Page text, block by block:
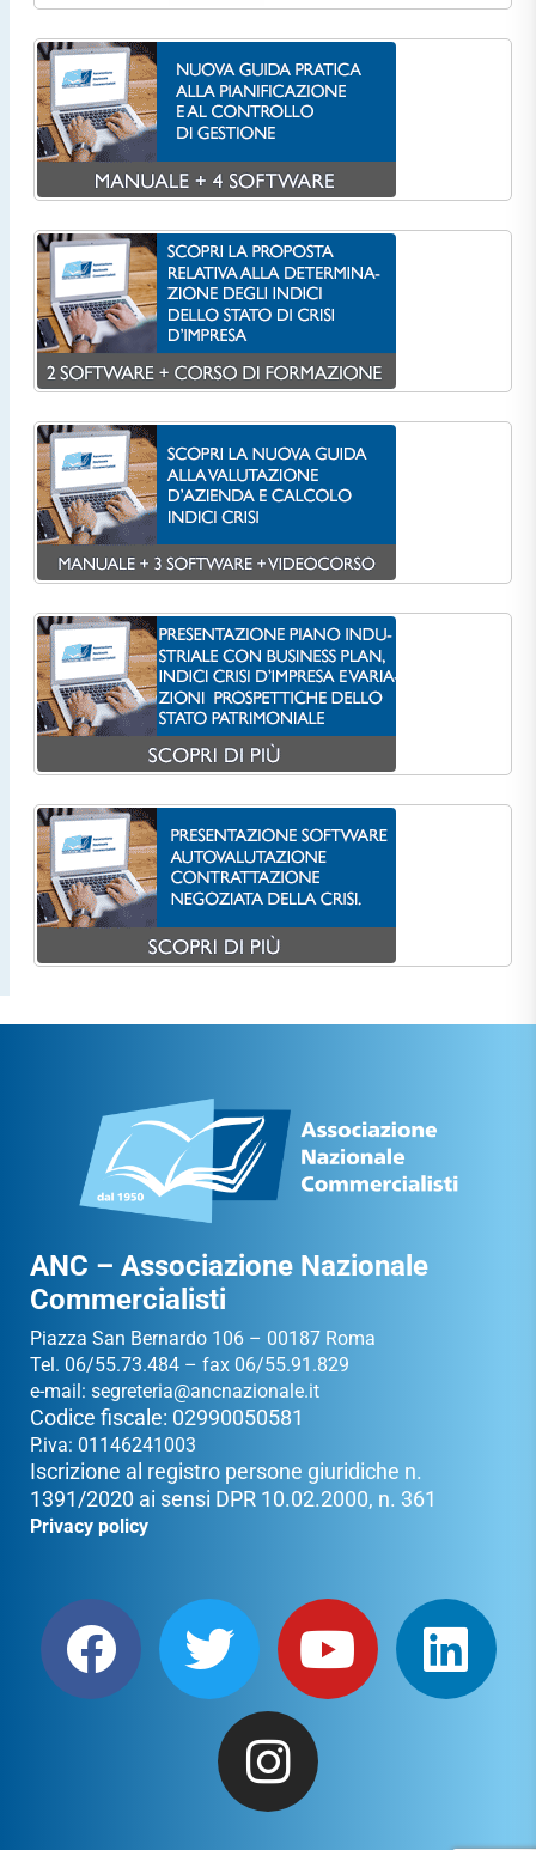
ANC – Associazione Nazionale
Commercialisti
Piazza San Bernardo 106 – 00187 Roma
Tel. 06/55.73.484 – fax 06/55.91.829
e-mail: segreteria@ancnazionale.it
Codice fiscale: 02990050581
P.iva: 01146241003
Iscrizione al registro persone giuridiche n.
1391/2020 ai sensi DPR 10.02.2000, n. 361
Privacy policy